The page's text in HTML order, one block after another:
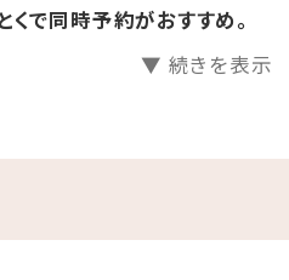
からこそ、肉眼で見える広が
エネルギーを充電しにお越
くで同時予約がおすすめ。
▼ 続きを表示